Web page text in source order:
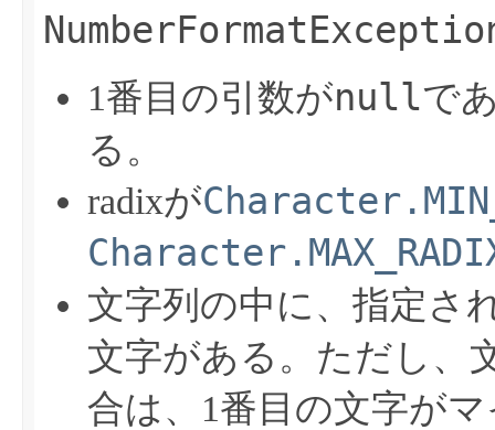
1番目の引数がnullで
る。
radixが
文字列の中に、指定さ
文字がある。ただし、
合は、1番目の文字が